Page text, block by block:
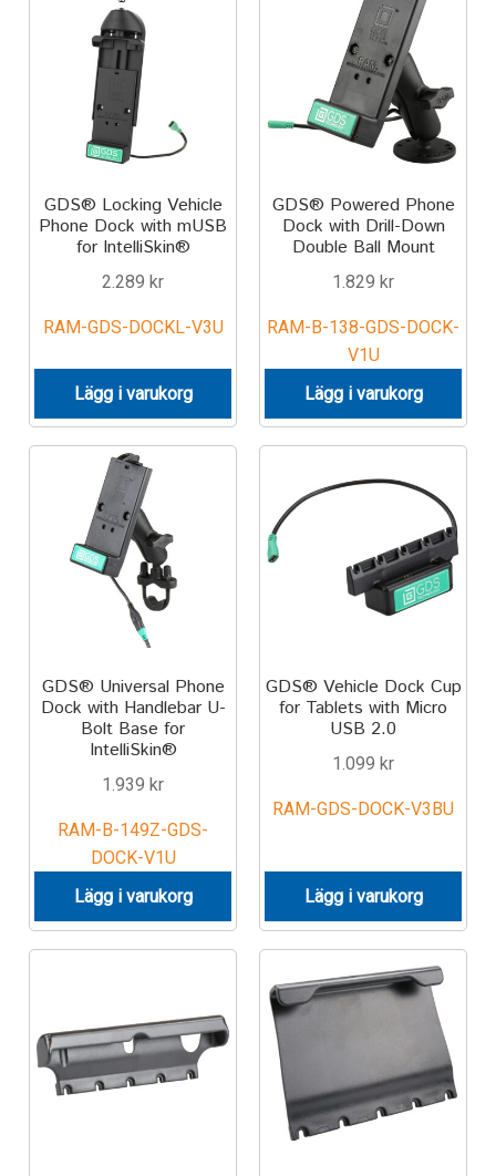
Keyboard
Laptop
Microphone
Phone
Spotlight
Tablet
MONTERINGSLÖSNING
Components
Mounts with Holder
Holders
Monitor
Mounts
IntelliSkin
PRODUKTSERIE
GDS Tech
IntelliSkin
No-Drill
RAM X-Grip
Passar till Fordon Expand
Varumärken
Om oss
GDS® Locking Vehicle
Phone Dock with mUSB
for IntelliSkin®
2.289 kr
RAM-GDS-DOCKL-V3U
Lägg i varukorg
GDS® Powered Phone
Dock with Drill-Down
Double Ball Mount
1.829 kr
RAM-B-138-GDS-DOCK-
V1U
Lägg i varukorg
GDS® Universal Phone
Dock with Handlebar U-
Bolt Base for
IntelliSkin®
1.939 kr
RAM-B-149Z-GDS-
DOCK-V1U
Lägg i varukorg
GDS® Vehicle Dock Cup
for Tablets with Micro
USB 2.0
1.099 kr
RAM-GDS-DOCK-V3BU
Lägg i varukorg